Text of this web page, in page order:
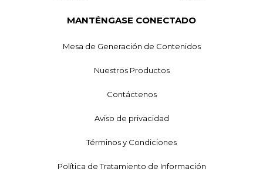
MANTÉNGASE CONECTADO
Mesa de Generación de Contenidos
Nuestros Productos
Contáctenos
Aviso de privacidad
Términos y Condiciones
Política de Tratamiento de Información